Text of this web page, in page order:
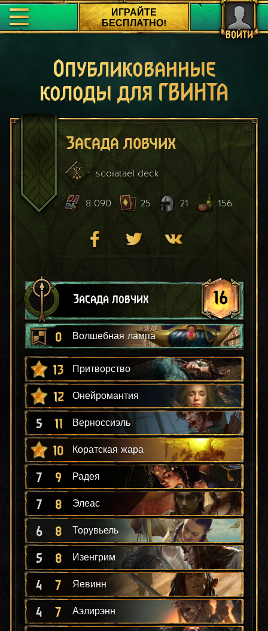
ВОЙТИ
ИГРАЙТЕ
БЕСПЛАТНО!
Опубликованные
колоды для ГВИНТА
Засада ловчих
scoiatael deck
8 090 25 21 156
Засада ловчих 16
0 Волшебная лампа
13 Притворство
12 Онейромантия
5 11 Верноссиэль
10 Коратская жара
7 9 Радея
7 8 Элеас
6 8 Торувьель
5 8 Изенгрим
4 7 Яевинн
4 7 Аэлирэнн